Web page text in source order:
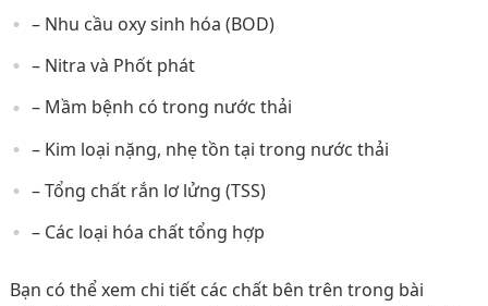
– Nhu cầu oxy sinh hóa (BOD)
– Nitra và Phốt phát
– Mầm bệnh có trong nước thải
– Kim loại nặng, nhẹ tồn tại trong nước thải
– Tổng chất rắn lơ lửng (TSS)
– Các loại hóa chất tổng hợp
Bạn có thể xem chi tiết các chất bên trên trong bài